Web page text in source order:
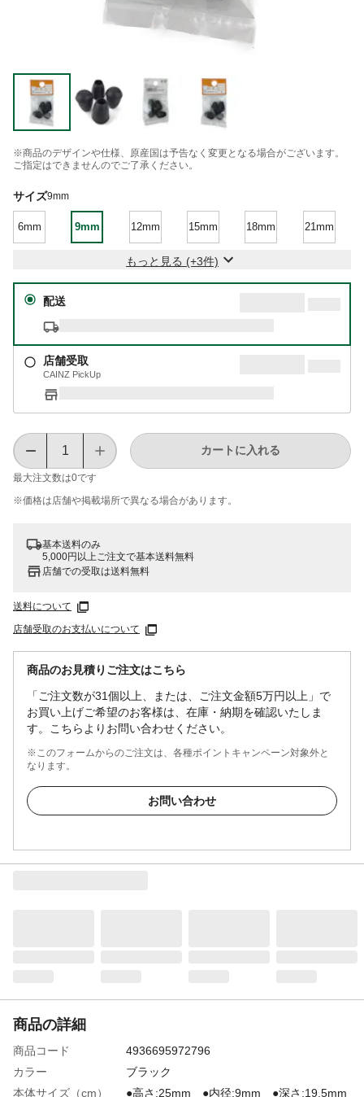
※商品のデザインや仕様、原産国は予告なく変更となる場合がございます。
ご指定はできませんのでご了承ください。
サイズ9mm
6mm 9mm 12mm 15mm 18mm 21mm
もっと見る (+3件)
配送
店舗受取
CAINZ PickUp
最大注文数は0です
カートに入れる
※価格は​店舗や​掲載場所で​異なる​場合が​あります。
基本送料のみ
5,000円以上ご注文で基本送料無料
店舗での受取は送料無料
送料について
店舗受取のお支払いについて
商品のお見積りご注文はこちら
「ご注文数が31個以上、または、ご注文金額5万円以上」で
お買い上げご希望のお客様は、在庫・納期を確認いたしま
す。こちらよりお問い合わせください。
※このフォームからのご注文は、各種ポイントキャンペーン対象外と
なります。
お問い合わせ
商品の詳細
商品コード
4936695972796
カラー
ブラック
本体サイズ（cm）
●高さ:25mm ●内径:9mm ●深さ:19.5mm